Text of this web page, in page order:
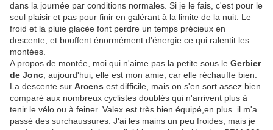
dans la journée par conditions normales. Si je le fais, c'est pour le
seul plaisir et pas pour finir en galérant à la limite de la nuit. Le
froid et la pluie glacée font perdre un temps précieux en
descente, et bouffent énormément d'énergie ce qui ralentit les
montées.
A propos de montée, moi qui n'aime pas la petite sous le Gerbier
de Jonc , aujourd'hui, elle est mon amie, car elle réchauffe bien.
La descente sur Arcens est difficile, mais on s'en sort assez bien
comparé aux nombreux cyclistes doublés qui n'arrivent plus à
tenir le vélo ou à feiner. Valex est très bien équipé,en plus il m'a
passé des surchaussures. J'ai les mains un peu froides, mais je